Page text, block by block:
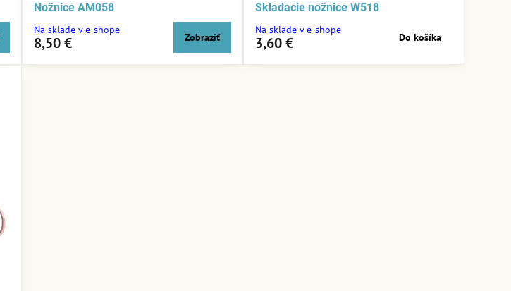
Nožnice AM058
Na sklade v e-shope
8,50 € Zobraziť
Skladacie nožnice W518
Na sklade v e-shope
3,60 € Do košíka